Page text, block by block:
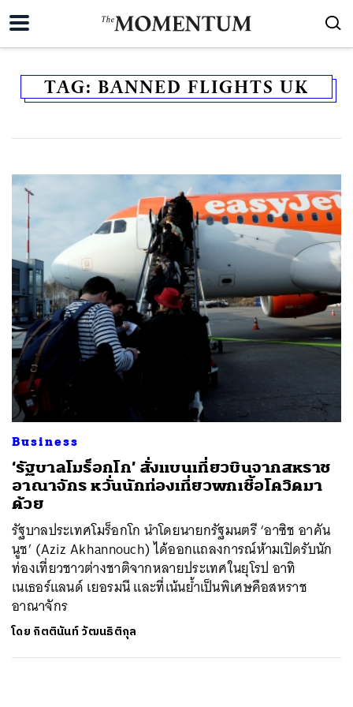
TAG: BANNED FLIGHTS UK
Business
‘รัฐบาลโมร็อกโก’ สั่งแบนเที่ยวบินจากสหราช
อาณาจักร หวั่นนักท่องเที่ยวพกเชื้อโควิดมา
ด้วย
รัฐบาลประเทศโมร็อกโก นำโดยนายกรัฐมนตรี ‘อาซิช อาคัน
นูช’ (Aziz Akhannouch) ได้ออกแถลงการณ์ห้ามเปิดรับนัก
ท่องเที่ยวชาวต่างชาติจากหลายประเทศในยุโรป อาทิ
เนเธอร์แลนด์ เยอรมนี และที่เน้นย้ำเป็นพิเศษคือสหราช
อาณาจักร
โดย กิตตินันท์ วัฒนธิติกุล
ค้นหา